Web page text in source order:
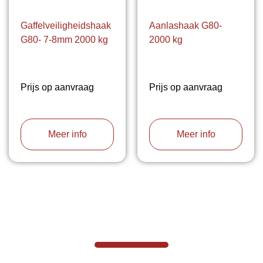
Gaffelveiligheidshaak
G80- 7-8mm 2000 kg
Prijs op aanvraag
Meer info
Aanlashaak G80-
2000 kg
Prijs op aanvraag
Meer info